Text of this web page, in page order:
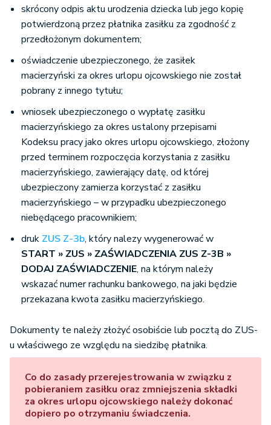
skrócony odpis aktu urodzenia dziecka lub jego kopię
potwierdzoną przez płatnika zasiłku za zgodność z
przedłożonym dokumentem;
oświadczenie ubezpieczonego, że zasiłek
macierzyński za okres urlopu ojcowskiego nie został
pobrany z innego tytułu;
wniosek ubezpieczonego o wypłatę zasiłku
macierzyńskiego za okres ustalony przepisami
Kodeksu pracy jako okres urlopu ojcowskiego, złożony
przed terminem rozpoczęcia korzystania z zasiłku
macierzyńskiego, zawierający datę, od której
ubezpieczony zamierza korzystać z zasiłku
macierzyńskiego – w przypadku ubezpieczonego
niebędącego pracownikiem;
druk ZUS Z-3b, który nalezy wygenerować w
START » ZUS » ZAŚWIADCZENIA ZUS Z-3B »
DODAJ ZAŚWIADCZENIE, na którym należy
wskazać numer rachunku bankowego, na jaki będzie
przekazana kwota zasiłku macierzyńskiego.
Dokumenty te należy złożyć osobiście lub pocztą do ZUS-
u właściwego ze względu na siedzibę płatnika.
Co do zasady przerejestrowania w związku z
pobieraniem zasiłku oraz zmniejszenia składki
za okres urlopu ojcowskiego należy dokonać
dopiero po otrzymaniu świadczenia.